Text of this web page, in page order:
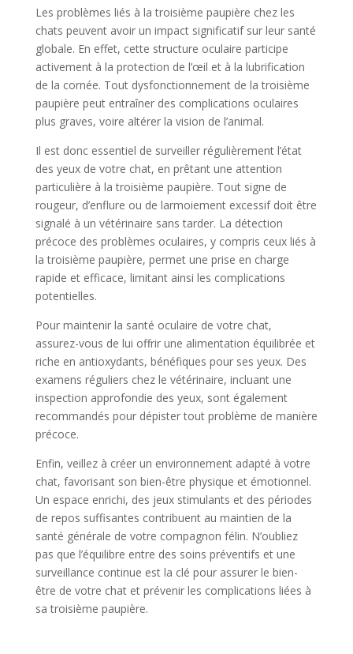
Les problèmes liés à la troisième paupière chez les
chats peuvent avoir un impact significatif sur leur santé
globale. En effet, cette structure oculaire participe
activement à la protection de l’œil et à la lubrification
de la cornée. Tout dysfonctionnement de la troisième
paupière peut entraîner des complications oculaires
plus graves, voire altérer la vision de l’animal.
Il est donc essentiel de surveiller régulièrement l’état
des yeux de votre chat, en prêtant une attention
particulière à la troisième paupière. Tout signe de
rougeur, d’enflure ou de larmoiement excessif doit être
signalé à un vétérinaire sans tarder. La détection
précoce des problèmes oculaires, y compris ceux liés à
la troisième paupière, permet une prise en charge
rapide et efficace, limitant ainsi les complications
potentielles.
Pour maintenir la santé oculaire de votre chat,
assurez-vous de lui offrir une alimentation équilibrée et
riche en antioxydants, bénéfiques pour ses yeux. Des
examens réguliers chez le vétérinaire, incluant une
inspection approfondie des yeux, sont également
recommandés pour dépister tout problème de manière
précoce.
Enfin, veillez à créer un environnement adapté à votre
chat, favorisant son bien-être physique et émotionnel.
Un espace enrichi, des jeux stimulants et des périodes
de repos suffisantes contribuent au maintien de la
santé générale de votre compagnon félin. N’oubliez
pas que l’équilibre entre des soins préventifs et une
surveillance continue est la clé pour assurer le bien-
être de votre chat et prévenir les complications liées à
sa troisième paupière.